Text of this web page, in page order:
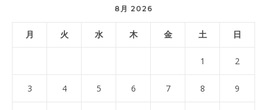
8月 2026
月 火 水 木 金 土 日
1 2
3 4 5 6 7 8 9